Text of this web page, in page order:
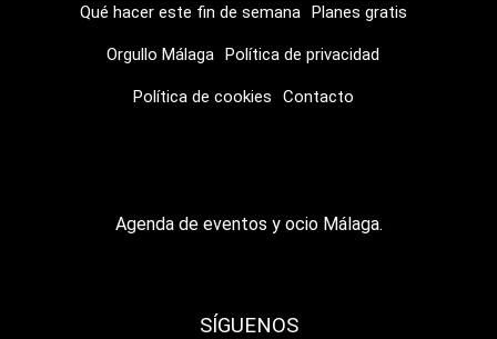
Qué hacer este fin de semana Planes gratis
Orgullo Málaga Política de privacidad
Política de cookies Contacto
Agenda de eventos y ocio Málaga.
SÍGUENOS